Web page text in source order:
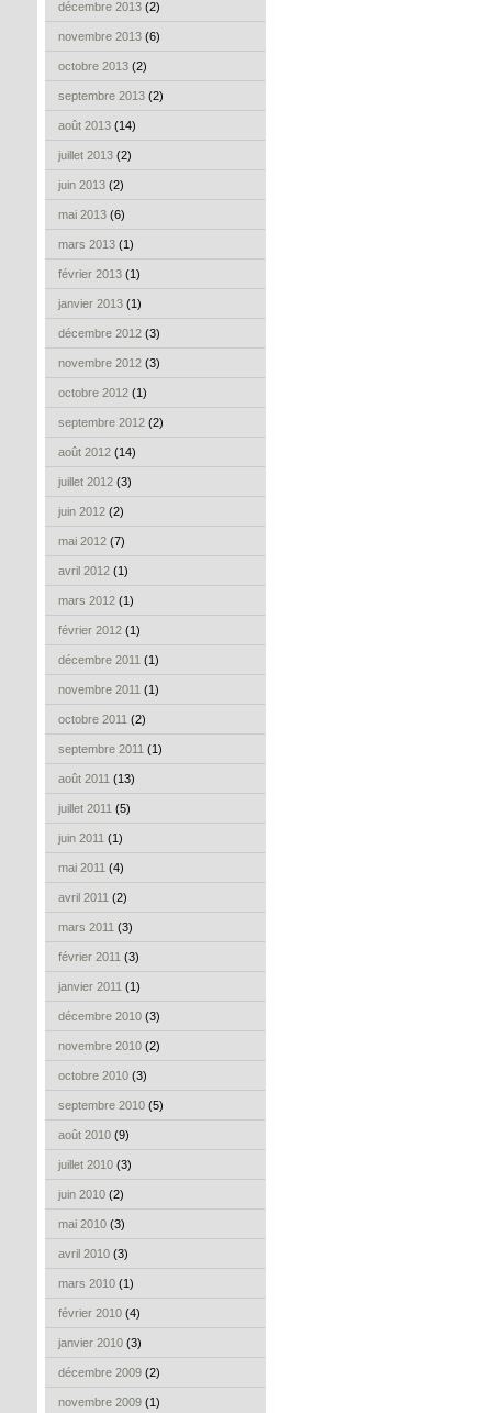
décembre 2013 (2)
novembre 2013 (6)
octobre 2013 (2)
septembre 2013 (2)
août 2013 (14)
juillet 2013 (2)
juin 2013 (2)
mai 2013 (6)
mars 2013 (1)
février 2013 (1)
janvier 2013 (1)
décembre 2012 (3)
novembre 2012 (3)
octobre 2012 (1)
septembre 2012 (2)
août 2012 (14)
juillet 2012 (3)
juin 2012 (2)
mai 2012 (7)
avril 2012 (1)
mars 2012 (1)
février 2012 (1)
décembre 2011 (1)
novembre 2011 (1)
octobre 2011 (2)
septembre 2011 (1)
août 2011 (13)
juillet 2011 (5)
juin 2011 (1)
mai 2011 (4)
avril 2011 (2)
mars 2011 (3)
février 2011 (3)
janvier 2011 (1)
décembre 2010 (3)
novembre 2010 (2)
octobre 2010 (3)
septembre 2010 (5)
août 2010 (9)
juillet 2010 (3)
juin 2010 (2)
mai 2010 (3)
avril 2010 (3)
mars 2010 (1)
février 2010 (4)
janvier 2010 (3)
décembre 2009 (2)
novembre 2009 (1)